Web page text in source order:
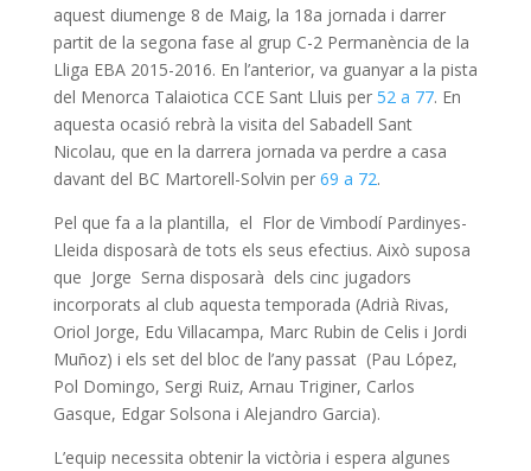
aquest diumenge 8 de Maig, la 18a jornada i darrer
partit de la segona fase al grup C-2 Permanència de la
Lliga EBA 2015-2016. En l’anterior, va guanyar a la pista
del Menorca Talaiotica CCE Sant Lluis per 52 a 77. En
aquesta ocasió rebrà la visita del Sabadell Sant
Nicolau, que en la darrera jornada va perdre a casa
davant del BC Martorell-Solvin per 69 a 72.
Pel que fa a la plantilla, el Flor de Vimbodí Pardinyes-
Lleida disposarà de tots els seus efectius. Això suposa
que Jorge Serna disposarà dels cinc jugadors
incorporats al club aquesta temporada (Adrià Rivas,
Oriol Jorge, Edu Villacampa, Marc Rubin de Celis i Jordi
Muñoz) i els set del bloc de l’any passat (Pau López,
Pol Domingo, Sergi Ruiz, Arnau Triginer, Carlos
Gasque, Edgar Solsona i Alejandro Garcia).
L’equip necessita obtenir la victòria i espera algunes